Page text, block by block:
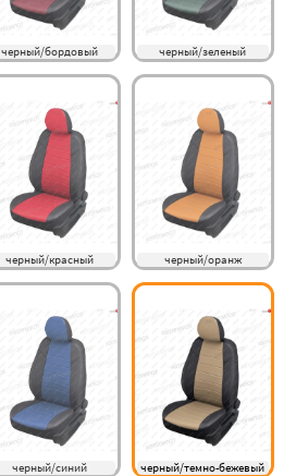
черный/бордовый черный/зеленый
черный/красный черный/оранж
черный/синий черный/темно-бежевый